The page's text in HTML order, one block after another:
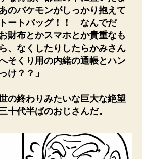
のバケモンがしっかり抱えて
ートバッグ！！ なんでだ
財布とかスマホとか貴重なも
、なくしたりしたらかみさん
そくり用の内緒の通帳とハン
け？？」
の終わりみたいな巨大な絶望
十代半ばのおじさんだ。